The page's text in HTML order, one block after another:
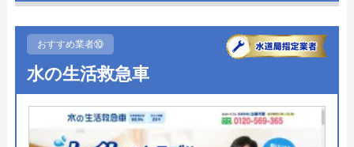
運営会社 エバーリンクス株式会社
代表者 松本英隆
所在地
〒231-0058
24時間
●定休日
●出張見積もり 出張・見積無料
●支払い方法
現金・銀行振込・クレジットカー
おすすめ業者⑩
水の生活救急車